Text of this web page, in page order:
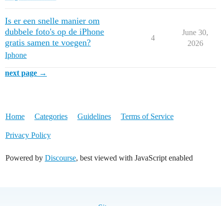
Is er een snelle manier om
dubbele foto's op de iPhone
gratis samen te voegen?
Iphone
4
June 30,
2026
next page →
Home Categories Guidelines Terms of Service
Privacy Policy
Powered by Discourse, best viewed with JavaScript enabled